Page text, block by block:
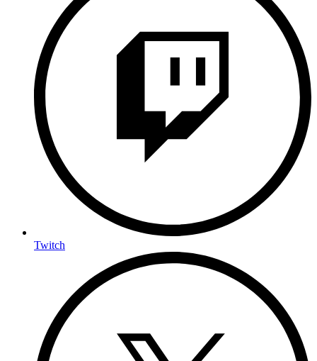
Twitch